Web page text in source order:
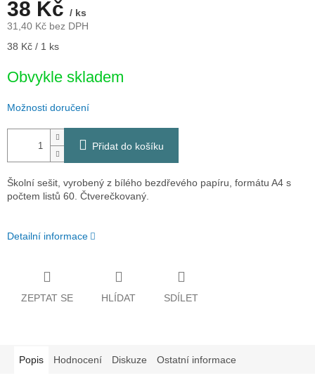
38 Kč / ks
31,40 Kč bez DPH
Měrná
38 Kč / 1 ks
Obvykle skladem
Možnosti doručení
Přidat do košíku
Školní sešit, vyrobený z bílého bezdřevého papíru, formátu A4 s
počtem listů 60. Čtverečkovaný.
Detailní informace
ZEPTAT SE HLÍDAT SDÍLET
Popis Hodnocení Diskuze Ostatní informace